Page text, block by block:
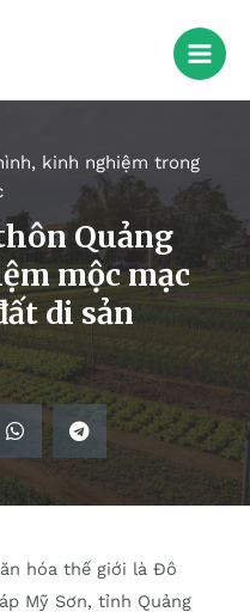
kinh nghiệm trong
Quảng
mộc mạc
di sản
hóa thế giới là Đô
Mỹ Sơn, tỉnh Quảng